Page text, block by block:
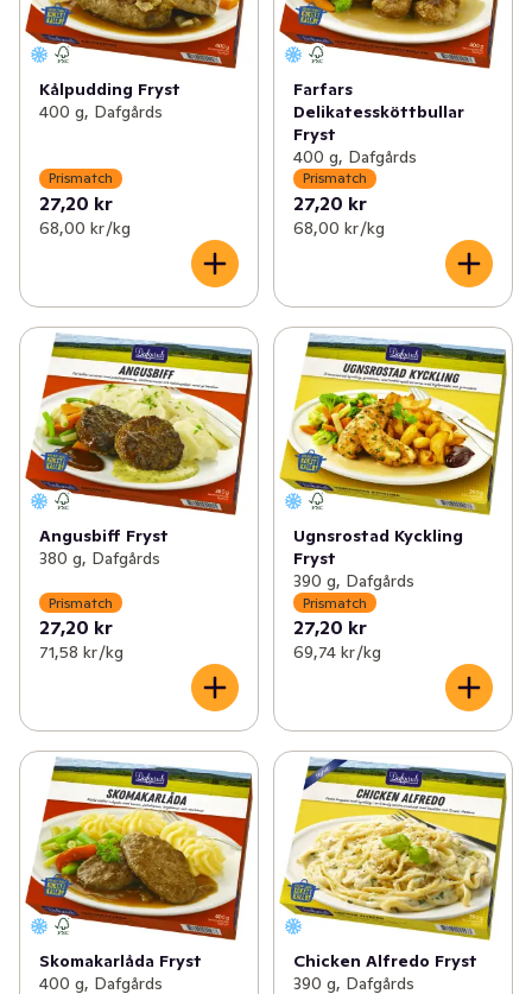
Kålpudding Fryst
400 g, Dafgårds
Prismatch
27,20 kr
68,00 kr /kg
Farfars
Delikatessköttbullar
Fryst
400 g, Dafgårds
Prismatch
27,20 kr
68,00 kr /kg
Angusbiff Fryst
380 g, Dafgårds
Prismatch
27,20 kr
71,58 kr /kg
Ugnsrostad Kyckling
Fryst
390 g, Dafgårds
Prismatch
27,20 kr
69,74 kr /kg
Skomakarlåda Fryst
400 g, Dafgårds
Chicken Alfredo Fryst
390 g, Dafgårds